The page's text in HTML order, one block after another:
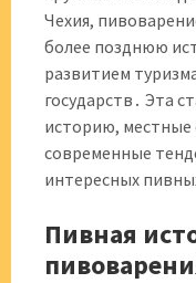
Чехия,
более позднюю
развитием
государств․ Эта
историю, местные
современные
интересных
Пивная